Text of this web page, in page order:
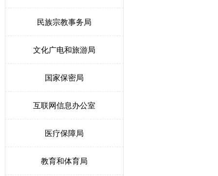
民族宗教事务局
文化广电和旅游局
国家保密局
互联网信息办公室
医疗保障局
教育和体育局